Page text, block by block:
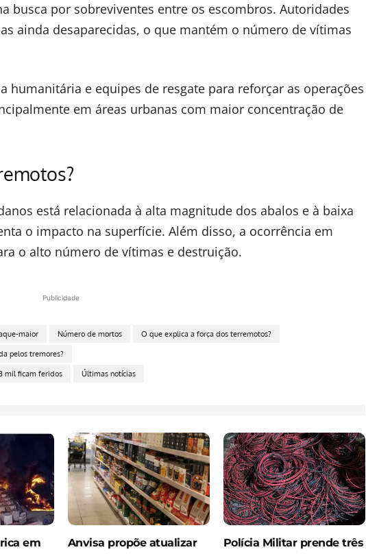
busca por sobreviventes entre os escombros. Autoridades
ainda desaparecidas, o que mantém o número de vítimas
humanitária e equipes de resgate para reforçar as operações
em áreas urbanas com maior concentração de
está relacionada à alta magnitude dos abalos e à baixa
o impacto na superfície. Além disso, a ocorrência em
o alto número de vítimas e destruição.
Publicidade
maior Número de mortos O que explica a força dos terremotos?
pelos tremores?
mil ficam feridos Últimas notícias
em
Anvisa propõe atualizar
Polícia Militar prende três